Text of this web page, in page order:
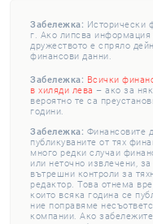
Забележка: Исторически
г. Ако липсва информация
дружеството е спряло
финансови данни.
Забележка: Всички
в хиляди лева – ако за
вероятно те са
години.
Забележка: Финансовите
публикуваните от тях
много редки случаи
или неточно извлечени,
вътрешни контроли за
редактор. Това отнема
които всяка година се
ние поправяме
компании. Ако